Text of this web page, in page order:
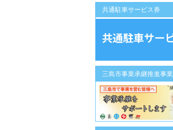
共通駐車サービス券
三島市事業承継推進事業